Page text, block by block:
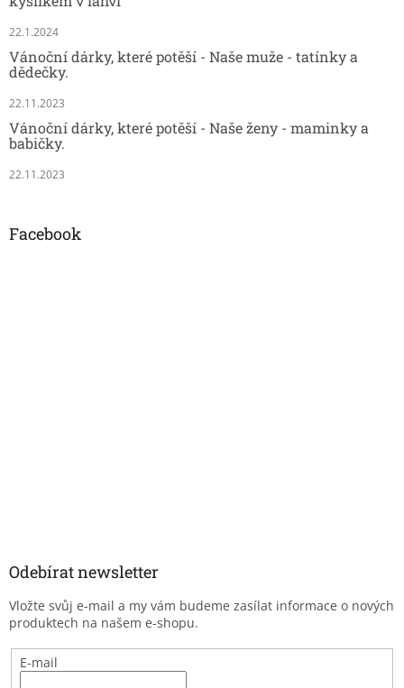
22.1.2024
Vánoční dárky, které potěší - Naše muže - tatínky a
dědečky.
22.11.2023
Vánoční dárky, které potěší - Naše ženy - maminky a
babičky.
22.11.2023
Facebook
Odebírat newsletter
Vložte svůj e-mail a my vám budeme zasílat informace o nových
produktech na našem e-shopu.
E-mail